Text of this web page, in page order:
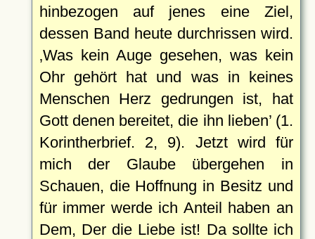
hinbezogen auf jenes eine Ziel,
dessen Band heute durchrissen wird.
Was kein Auge gesehen, was kein
Ohr gehört hat und was in keines
Menschen Herz gedrungen ist, hat
Gott denen bereitet, die ihn lieben(1.
Korintherbrief. 2, 9). Jetzt wird für
mich der Glaube übergehen in
Schauen, die Hoffnung in Besitz und
für immer werde ich Anteil haben an
Dem, Der die Liebe ist! Da sollte ich